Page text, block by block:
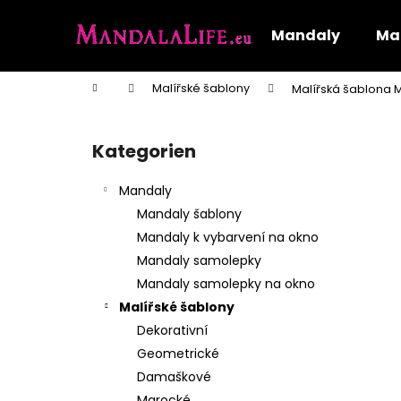
Mandaly
StartseiteMalířské šablony Malířská šablona
Kategorien
überspringen
Kategorien
Mandaly
Mandaly šablony
Mandaly k vybarvení na okno
Mandaly samolepky
Mandaly samolepky na okno
Malířské šablony
Dekorativní
Geometrické
Damaškové
e
Zurück
zum
Zurück
zum